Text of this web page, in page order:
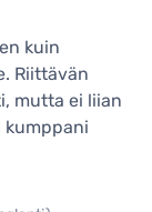
kuin
Riittävän
mutta ei liian
kumppani